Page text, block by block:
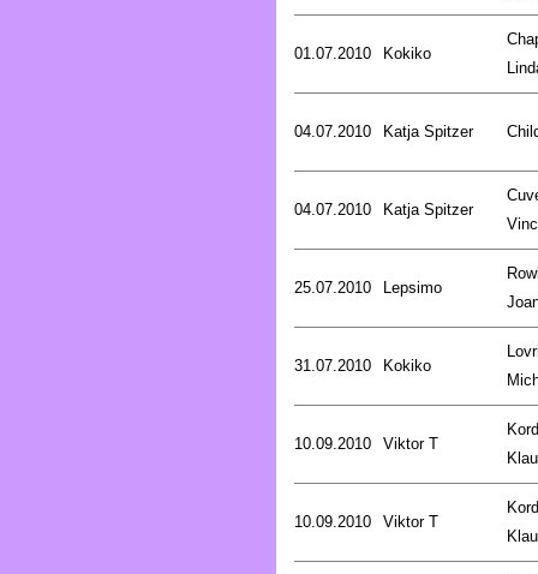
01.07.2010 Kokiko
04.07.2010 Katja Spitzer
04.07.2010 Katja Spitzer
25.07.2010 Lepsimo
31.07.2010 Kokiko
10.09.2010 Viktor T
10.09.2010 Viktor T